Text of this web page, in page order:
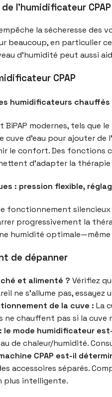
l’humidificateur
la sécheresse des
beaucoup, en particulier
d’humidité peut aussi
CPAP
humidificateurs chauffés
BiPAP modernes, tels que le
d’eau pour ajouter de
le confort. Des fonctions
d’adapter la thérapie
: pression flexible,
fonctionnement
progressivement la
humidité
de dépanner
et alimenté ? Vérifiez
ne s’allume pas, essayez
de la cuve : La
ne chauffent pas si la cuve
le mode humidificateur
de chaleur/humidité.
CPAP est-il
accessoires séparés.
plus intelligente.